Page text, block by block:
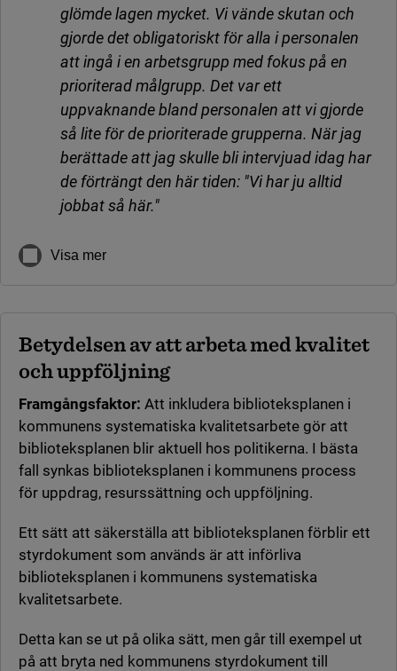
glömde lagen mycket. Vi vände skutan och
gjorde det obligatoriskt för alla i personalen
att ingå i en arbetsgrupp med fokus på en
prioriterad målgrupp. Det var ett
uppvaknande bland personalen att vi gjorde
så lite för de prioriterade grupperna. När jag
berättade att jag skulle bli intervjuad idag har
de förträngt den här tiden: "Vi har ju alltid
jobbat så här."
Visa mer
Betydelsen av att arbeta med kvalitet
och uppföljning
Framgångsfaktor: Att inkludera biblioteksplanen i
kommunens systematiska kvalitetsarbete gör att
biblioteksplanen blir aktuell hos politikerna. I bästa
fall synkas biblioteksplanen i kommunens process
för uppdrag, resurssättning och uppföljning.
Ett sätt att säkerställa att biblioteksplanen förblir ett
styrdokument som används är att införliva
biblioteksplanen i kommunens systematiska
kvalitetsarbete.
Detta kan se ut på olika sätt, men går till exempel ut
på att bryta ned kommunens styrdokument till